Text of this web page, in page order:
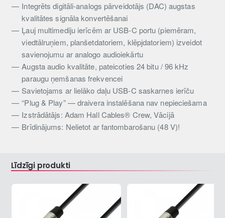
Integrēts digitāli-analogs pārveidotājs (DAC) augstas
kvalitātes signāla konvertēšanai
Ļauj multimediju ierīcēm ar USB-C portu (piemēram,
viedtālruņiem, planšetdatoriem, klēpjdatoriem) izveidot
savienojumu ar analogo audioiekārtu
Augsta audio kvalitāte, pateicoties 24 bitu / 96 kHz
paraugu ņemšanas frekvencei
Savietojams ar lielāko daļu USB-C saskarnes ierīču
“Plug & Play” — draivera instalēšana nav nepieciešama
Izstrādātājs: Adam Hall Cables® Crew, Vācijā
Brīdinājums: Nelietot ar fantombarošanu (48 V)!
Līdzīgi produkti